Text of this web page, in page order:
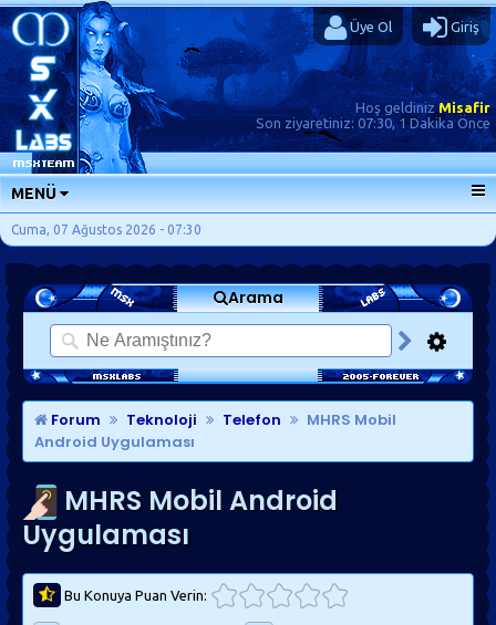
Üye Ol Giriş
Hoş geldinizMisafir
Son ziyaretiniz: 07:30, 1 Dakika Önce
MENÜ
ANA SAYFA
FORUMLAR
SORU-CEVAP
GÜNLÜKLER
SON MESAJLAR
KISAYOLLAR
Cuma, 07 Ağustos 2026 - 07:30
Arama
Forum Teknoloji Telefon
MHRS Mobil
Android Uygulaması
MHRS Mobil Android
Uygulaması
Bu Konuya Puan Verin: